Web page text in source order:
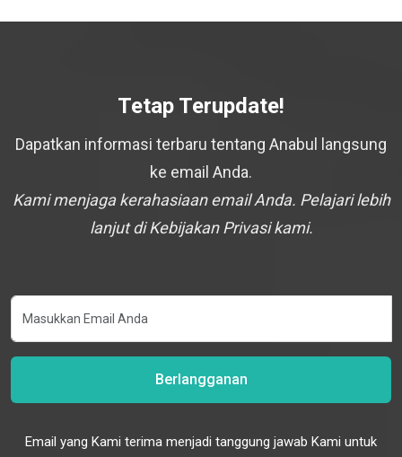
Tetap Terupdate!
Dapatkan informasi terbaru tentang Anabul langsung
ke email Anda.
Kami menjaga kerahasiaan email Anda. Pelajari lebih
lanjut di Kebijakan Privasi kami.
Berlangganan
Email yang Kami terima menjadi tanggung jawab Kami untuk